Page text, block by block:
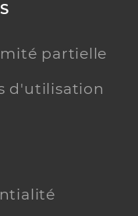
partielle
d'utilisation